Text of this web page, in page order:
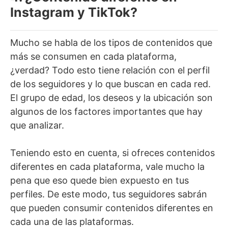
Instagram y TikTok?
Mucho se habla de los tipos de contenidos que
más se consumen en cada plataforma,
¿verdad? Todo esto tiene relación con el perfil
de los seguidores y lo que buscan en cada red.
El grupo de edad, los deseos y la ubicación son
algunos de los factores importantes que hay
que analizar.
Teniendo esto en cuenta, si ofreces contenidos
diferentes en cada plataforma, vale mucho la
pena que eso quede bien expuesto en tus
perfiles. De este modo, tus seguidores sabrán
que pueden consumir contenidos diferentes en
cada una de las plataformas.